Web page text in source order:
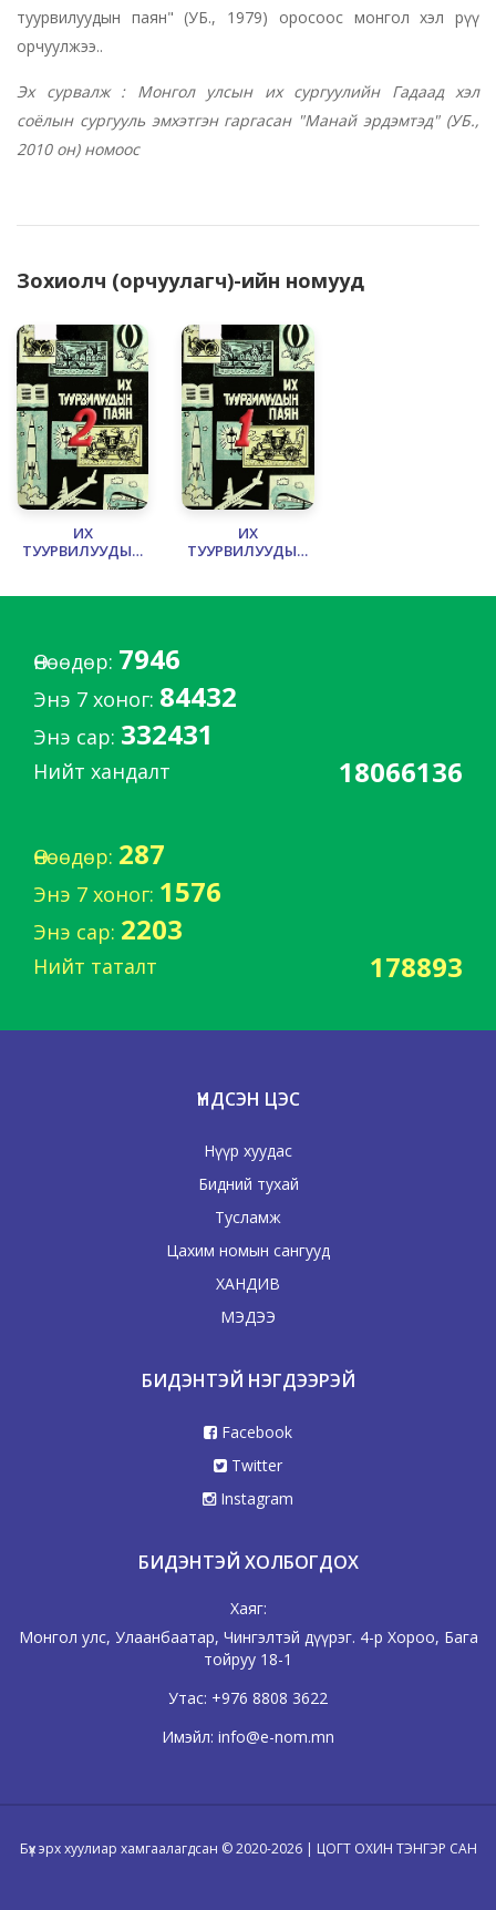
туурвилуудын паян" (УБ., 1979) оросоос монгол хэл рүү
орчуулжээ..
Эх сурвалж : Монгол улсын их сургуулийн Гадаад хэл
соёлын сургууль эмхэтгэн гаргасан "Манай эрдэмтэд" (УБ.,
2010 он) номоос
Зохиолч (орчуулагч)-ийн номууд
ИХ
ТУУРВИЛУУДЫН
ИХ
ТУУРВИЛУУДЫН
Өнөөдөр: 7946
Энэ 7 хоног: 84432
Энэ сар: 332431
Нийт хандалт 18066136
Өнөөдөр: 287
Энэ 7 хоног: 1576
Энэ сар: 2203
Нийт таталт 178893
ҮНДСЭН ЦЭС
Нүүр хуудас
Бидний тухай
Тусламж
Цахим номын сангууд
ХАНДИВ
МЭДЭЭ
БИДЭНТЭЙ НЭГДЭЭРЭЙ
Facebook
Twitter
Instagram
БИДЭНТЭЙ ХОЛБОГДОХ
Хаяг:
Монгол улс, Улаанбаатар, Чингэлтэй дүүрэг. 4-р Хороо, Бага
тойруу 18-1
Утас: +976 8808 3622
Имэйл: info@e-nom.mn
Бүх эрх хуулиар хамгаалагдсан © 2020-2026 | ЦОГТ ОХИН ТЭНГЭР САН